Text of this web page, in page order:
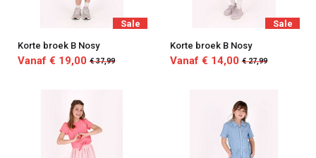
Sale
Korte broek B Nosy
Vanaf € 19,00 € 37,99
Sale
Korte broek B Nosy
Vanaf € 14,00 € 27,99